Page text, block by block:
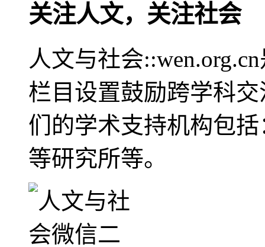
关注人文，关注社会
人文与社会
栏目设置鼓励跨学科
们的学术支持机构包
等研究所等。